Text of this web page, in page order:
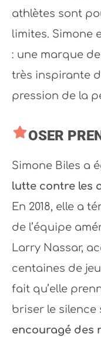
athlètes sont
limites. Simone
: une marque
très inspirante
pression de la
OSER
Simone Biles a
lutte contre les
En 2018, elle a
de l’équipe
Larry Nassar,
centaines de
fait qu’elle
briser le silence
encouragé des